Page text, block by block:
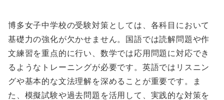
博多女子中学校の受験対策としては、各科目において
基礎力の強化が欠かせません。国語では読解問題や作
文練習を重点的に行い、数学では応用問題に対応でき
るようなトレーニングが必要です。英語ではリスニン
グや基本的な文法理解を深めることが重要です。ま
た、模擬試験や過去問題を活用して、実践的な対策を